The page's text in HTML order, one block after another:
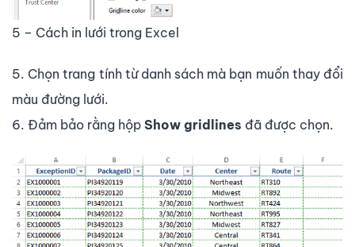
5 – Cách in lưới trong Excel
5. Chọn trang tính từ danh sách mà bạn muốn thay đổi
màu đường lưới.
6. Đảm bảo rằng hộp Show gridlines đã được chọn.